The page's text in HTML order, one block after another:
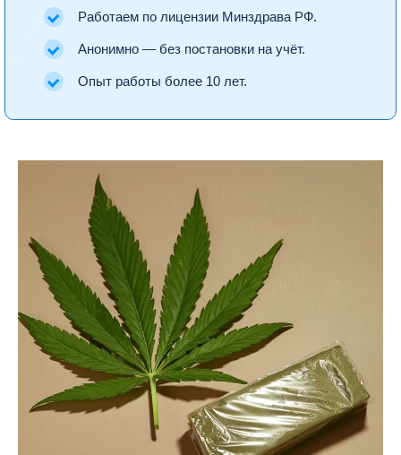
Работаем по лицензии Минздрава РФ.
Анонимно — без постановки на учёт.
Опыт работы более 10 лет.